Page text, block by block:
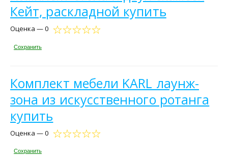
Кейт, раскладной купить
Оценка — 0
Сохранить
Комплект мебели KARL лаунж-
зона из искусственного ротанга
купить
Оценка — 0
Сохранить